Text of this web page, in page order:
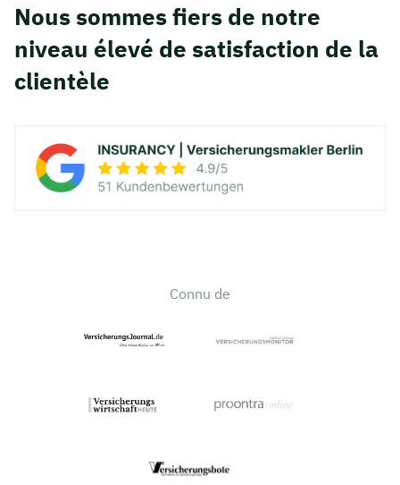
Nous sommes fiers de notre
niveau élevé de satisfaction de la
clientèle
Connu de